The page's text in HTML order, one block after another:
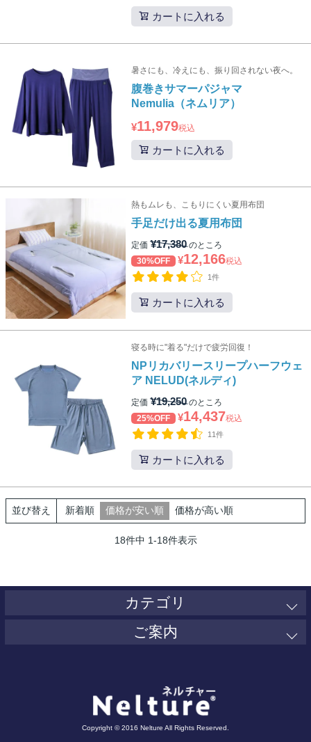
カートに入れる
暑さにも、冷えにも、振り回されない夜へ。
腹巻きサマーパジャマ
Nemulia（ネムリア）
¥11,979税込
カートに入れる
熱もムレも、こもりにくい夏用布団
手足だけ出る夏用布団
定価 ¥17,380 のところ
30%OFF
¥12,166税込
1件
カートに入れる
寝る時に"着る"だけで疲労回復！
NPリカバリースリープハーフウェ
ア NELUD(ネルディ)
定価 ¥19,250 のところ
25%OFF
¥14,437税込
11件
カートに入れる
並び替え 新着順 価格が安い順 価格が高い順
18件中 1-18件表示
カテゴリ
ご案内
Copyright © 2016 Nelture All Rights Reserved.